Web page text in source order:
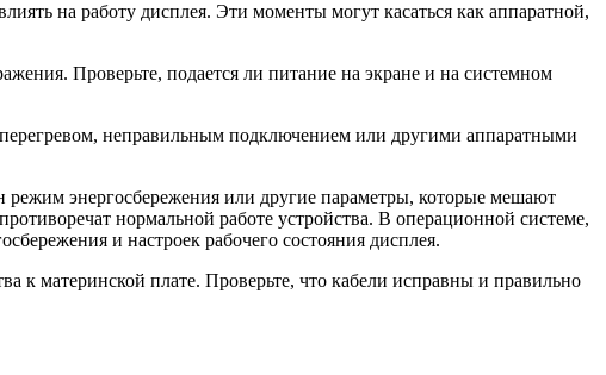
на работу дисплея. Эти моменты могут касаться как аппаратной,
Проверьте, подается ли питание на экране и на системном
неправильным подключением или другими аппаратными
энергосбережения или другие параметры, которые мешают
нормальной работе устройства. В операционной системе,
и настроек рабочего состояния дисплея.
к материнской плате. Проверьте, что кабели исправны и правильно